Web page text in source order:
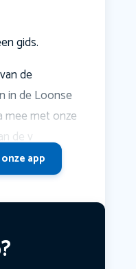
gids.
de
in de Loonse
mee met onze
de v
app